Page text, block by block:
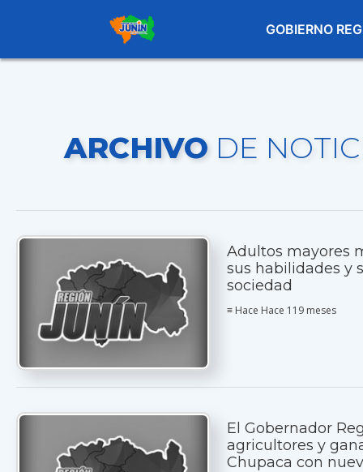
GOBIERNO
ARCHIVODE
Adultos mayores
sus habilidades y
sociedad
≡ Hace Hace 119 meses
El Gobernador
agricultores y
Chupaca con